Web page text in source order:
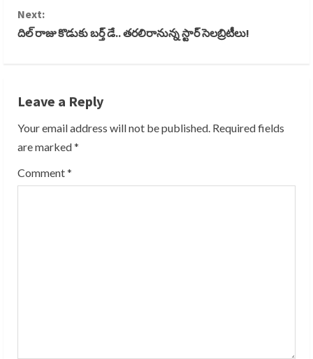
n
n
u
e
n
Next:
దిల్ రాజు కొడుకు బర్త్ డే.. తరలిరానున్న స్టార్ సెలబ్రిటీలు!
Leave a Reply
Your email address will not be published. Required fields
are marked*
Comment*